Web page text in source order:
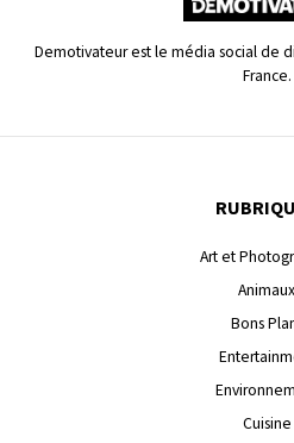
Demotivateur est le média social de
France.
Art et
Animaux
Bons
Cuisine